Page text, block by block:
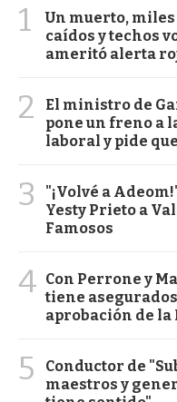
1
Un muerto,
caídos y techos
ameritó alerta
2
El ministro de
pone un freno a
laboral y pide
3
"¡Volvé a
Yesty Prieto a
Famosos
4 Con Perrone y
tiene
aprobación de la
5
Conductor de
maestros y